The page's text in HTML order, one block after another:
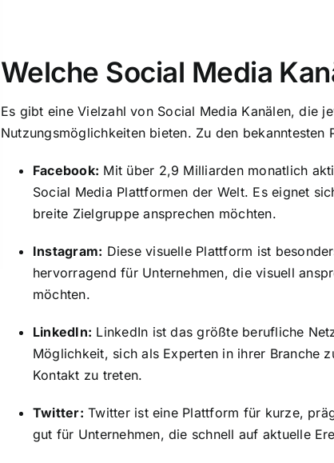
Welche Social Media
Es gibt eine Vielzahl von Social Media Kanälen, die
Nutzungsmöglichkeiten bieten. Zu den bekanntesten
Facebook: Mit über 2,9 Milliarden monatlich
Social Media Plattformen der Welt. Es eignet
breite Zielgruppe ansprechen möchten.
Instagram: Diese visuelle Plattform ist
hervorragend für Unternehmen, die visuell
möchten.
LinkedIn: LinkedIn ist das größte berufliche
Möglichkeit, sich als Experten in ihrer Branche
Kontakt zu treten.
Twitter: Twitter ist eine Plattform für kurze,
gut für Unternehmen, die schnell auf aktuelle